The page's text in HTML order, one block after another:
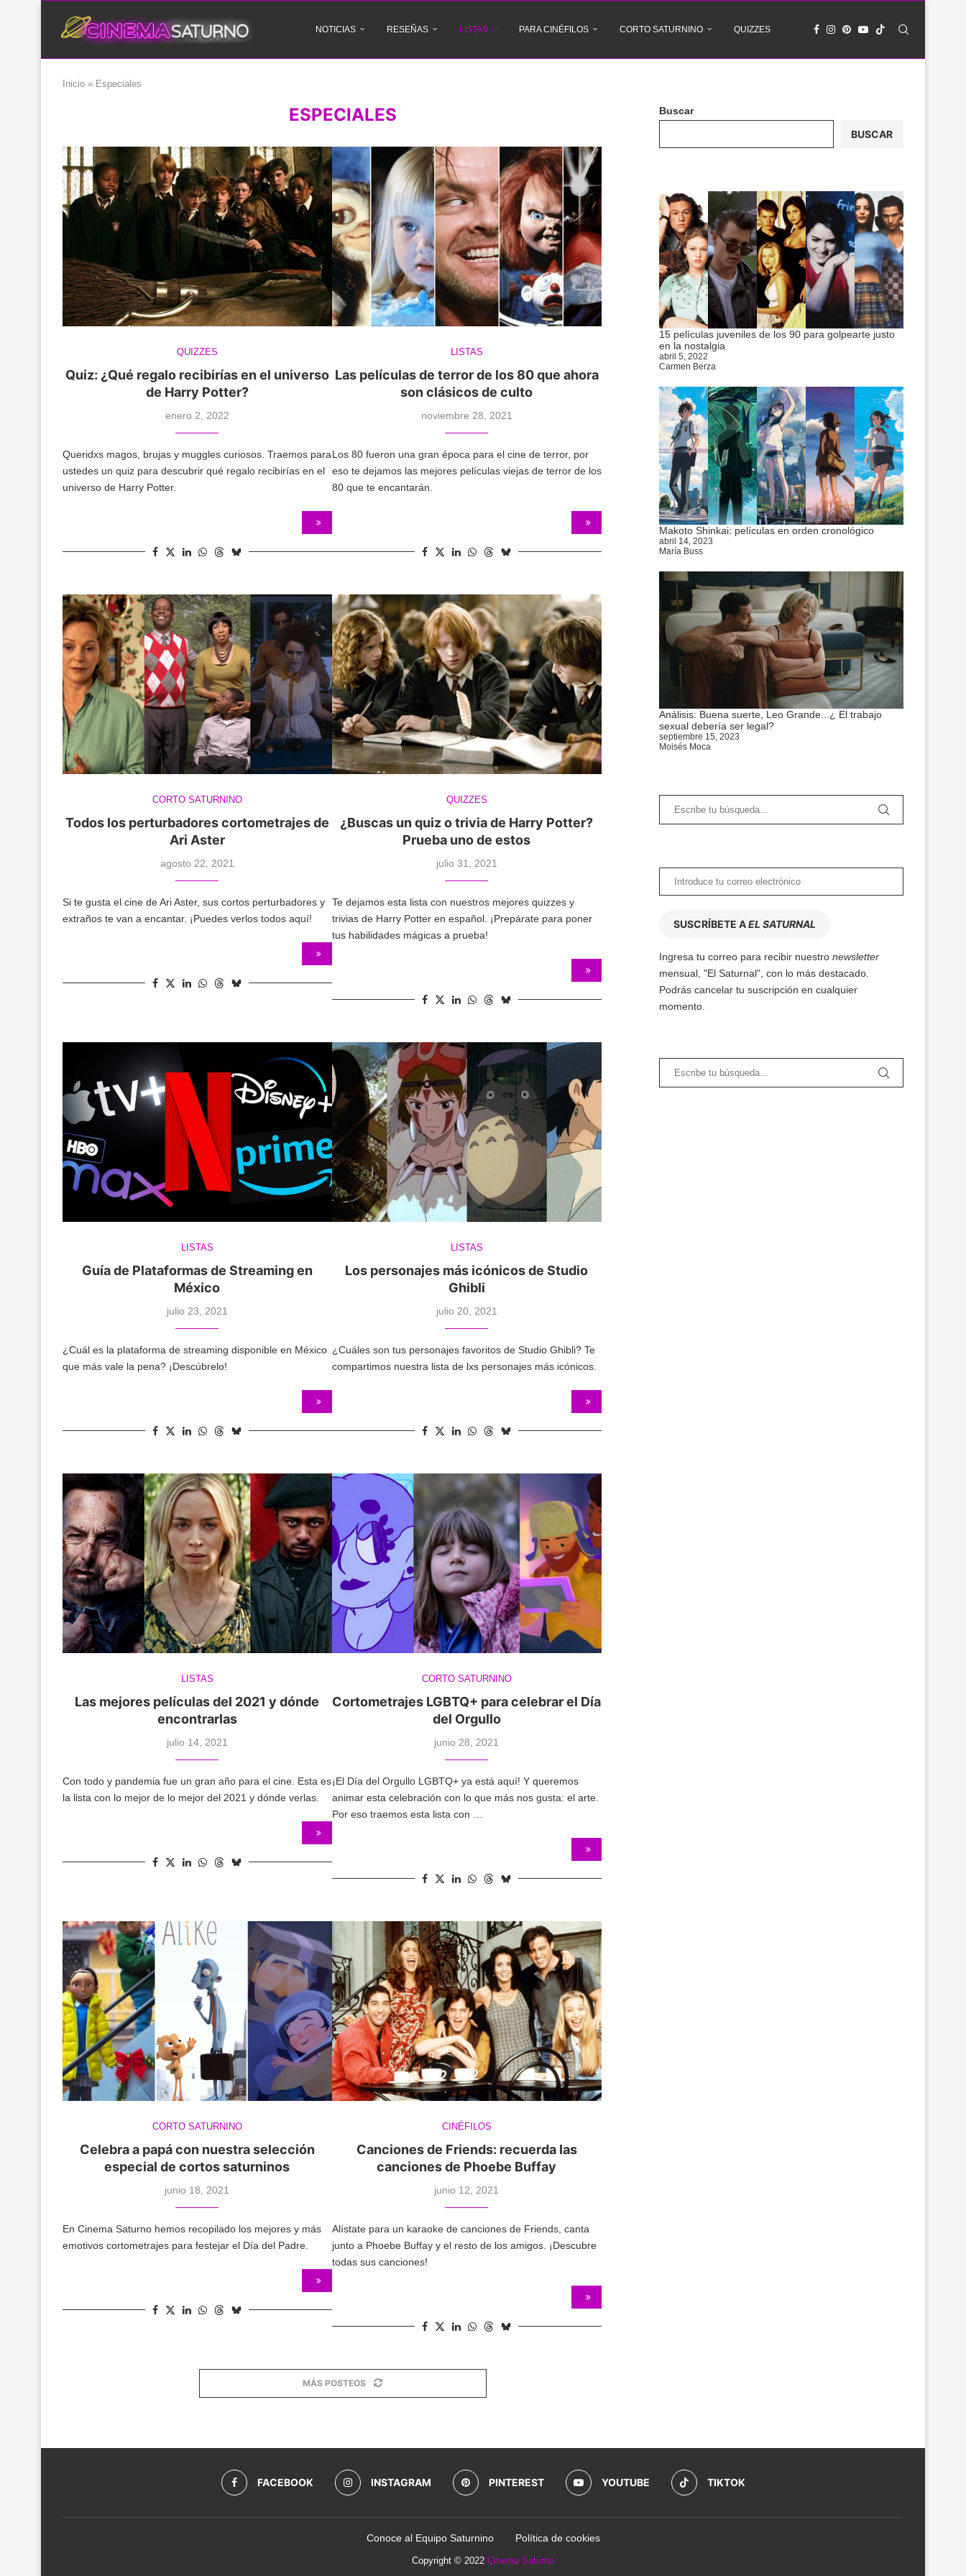
NOTICIAS RESEÑAS LISTAS PARA CINÉFILOS CORTO SATURNINO QUIZZES
Inicio » Especiales
ESPECIALES
QUIZZES
Quiz: ¿Qué regalo recibirías en el universo
de Harry Potter?
enero 2, 2022
Queridxs magos, brujas y muggles curiosos. Traemos para
ustedes un quiz para descubrir qué regalo recibirías en el
universo de Harry Potter.
LISTAS
Las películas de terror de los 80 que ahora
son clásicos de culto
noviembre 28, 2021
Los 80 fueron una gran época para el cine de terror, por
eso te dejamos las mejores películas viejas de terror de los
80 que te encantarán.
CORTO SATURNINO
Todos los perturbadores cortometrajes de
Ari Aster
agosto 22, 2021
Si te gusta el cine de Ari Aster, sus cortos perturbadores y
extraños te van a encantar. ¡Puedes verlos todos aquí!
QUIZZES
¿Buscas un quiz o trivia de Harry Potter?
Prueba uno de estos
julio 31, 2021
Te dejamos esta lista con nuestros mejores quizzes y
trivias de Harry Potter en español. ¡Prepárate para poner
tus habilidades mágicas a prueba!
LISTAS
Guía de Plataformas de Streaming en
México
julio 23, 2021
¿Cuál es la plataforma de streaming disponible en México
que más vale la pena? ¡Descúbrelo!
LISTAS
Los personajes más icónicos de Studio
Ghibli
julio 20, 2021
¿Cuáles son tus personajes favoritos de Studio Ghibli? Te
compartimos nuestra lista de lxs personajes más icónicos.
LISTAS
Las mejores películas del 2021 y dónde
encontrarlas
julio 14, 2021
Con todo y pandemia fue un gran año para el cine. Esta es
la lista con lo mejor de lo mejor del 2021 y dónde verlas.
CORTO SATURNINO
Cortometrajes LGBTQ+ para celebrar el Día
del Orgullo
junio 28, 2021
¡El Día del Orgullo LGBTQ+ ya está aquí! Y queremos
animar esta celebración con lo que más nos gusta: el arte.
Por eso traemos esta lista con …
CORTO SATURNINO
Celebra a papá con nuestra selección
especial de cortos saturninos
junio 18, 2021
En Cinema Saturno hemos recopilado los mejores y más
emotivos cortometrajes para festejar el Día del Padre.
CINÉFILOS
Canciones de Friends: recuerda las
canciones de Phoebe Buffay
junio 12, 2021
Alístate para un karaoke de canciones de Friends, canta
junto a Phoebe Buffay y el resto de los amigos. ¡Descubre
todas sus canciones!
MÁS POSTEOS
Buscar
BUSCAR
15 películas juveniles de los 90 para golpearte justo
en la nostalgia
abril 5, 2022
Carmen Berza
Makoto Shinkai: películas en orden cronológico
abril 14, 2023
María Buss
Análisis: Buena suerte, Leo Grande...¿ El trabajo
sexual debería ser legal?
septiembre 15, 2023
Moisés Moca
SUSCRÍBETE AEL SATURNAL
Ingresa tu correo para recibir nuestro newsletter
mensual, "El Saturnal", con lo más destacado.
Podrás cancelar tu suscripción en cualquier
momento.
FACEBOOK INSTAGRAM PINTEREST YOUTUBE TIKTOK
Conoce al Equipo Saturnino Política de cookies
Copyright © 2022 Cinema Saturno